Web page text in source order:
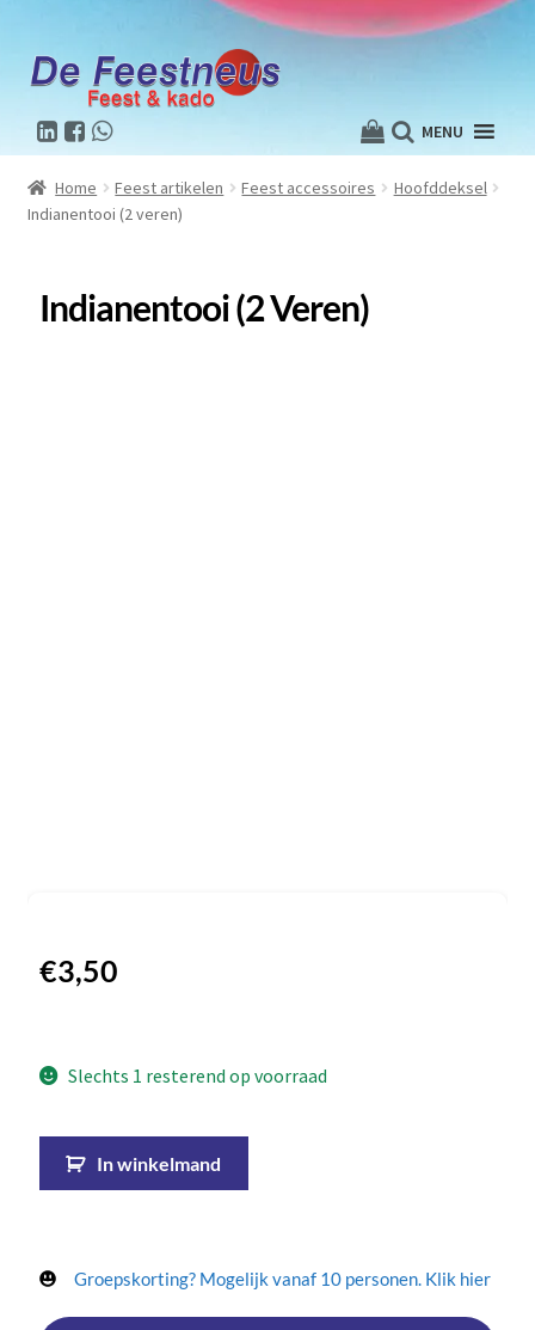
MENU
Home Feest artikelen Feest accessoires
Hoofddeksel
Indianentooi (2 veren)
Indianentooi (2 Veren)
€3,50
Slechts 1 resterend op voorraad
In winkelmand
Groepskorting? Mogelijk vanaf 10 personen. Klik hier